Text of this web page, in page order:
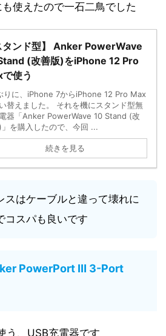
使えたので一石二鳥でした
タンド型】 Anker PowerWave
(改善版)をiPhone 12 Pro
使う
りに、iPhone 7からiPhone 12 Pro Max
替えました。 それを機にスタンド型無
器「Anker PowerWave 10 Stand (改
を購入したので、今回 ...
続きを見る
スはケーブルと違って壊れに
コスパも良いです
PowerPort Ⅲ 3-Port
う、USB充電器です